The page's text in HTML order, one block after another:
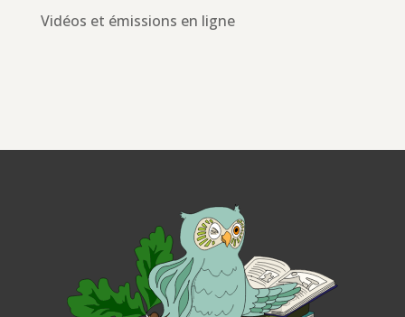
Vidéos et émissions en ligne